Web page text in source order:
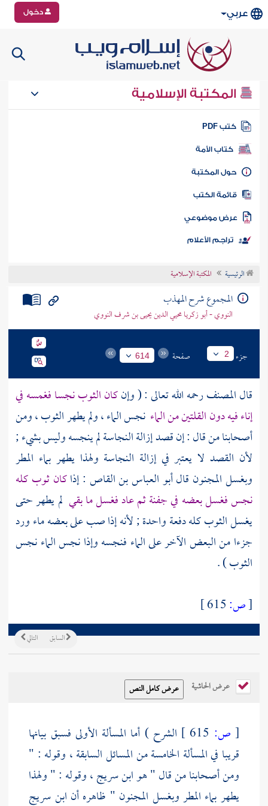
عربي دخول
المكتبة الإسلامية
كتب PDF
كتاب الأمة
المكتبة
الكتب
موضوعي
تراجم الأعلام
الرئيسية المكتبة الإسلامية
المجموع شرح المهذب
النووي - أبو زكريا محيي الدين يحيى بن شرف النووي
جزء 2 صفحة 614
قالالمصنفرحمه الله تعالى : ( وإنكان الثوب نجسا فغمسه في
إناء فيه دون القلتين من الماء نجس الماء ، ولم يطهر الثوب ، ومن
أصحابنا من قال : إن قصد إزالة النجاسة لم ينجسه وليس بشيء ;
لأن القصد لا يعتبر في إزالة النجاسة ولهذا يطهر بماء المطر
وبغسل المجنون قالأبو العباس بن القاص : إذاكان ثوب كله
نجس فغسل بعضه في جفنة ثم عاد فغسل ما بقي لم يطهر حتى
يغسل الثوب كله دفعة واحدة ; لأنه إذا صب على بعضه ماء ورد
جزءا من البعض الآخر على الماء فنجسه وإذا نجس الماء نجس
الثوب ) .
[ص:
التالي السابق
عرض الحاشية
[ ص:
الشرح ) أما المسألة الأولى فسبق بيانها
قريبا في المسألة الخامسة من المسائل السابقة ، وقوله : "
ومن أصحابنا من قال " هوابن سريج، وقوله : " ولهذا
يطهر بماء المطر وبغسل المجنون " ظاهره أن ابن سريج